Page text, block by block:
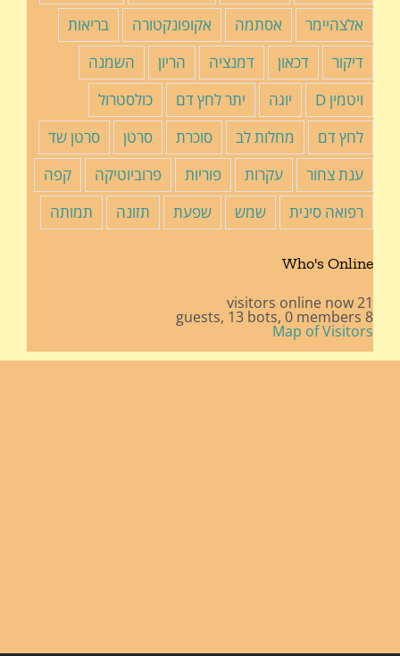
אלצהיימר
אסתמה אקופונקטורה
בריאות
דיקור
דכאון דמנציה הריון
השמנה
ויטמין D
יוגה יתר לחץ דם
כולסטרול
לחץ דם
מחלות לב סוכרת סרטן
סרטן שד
ענת צחור
עקרות פוריות פרוביוטיקה
קפה
רפואה סינית
שמש שפעת תזונה תמותה
Who's Online
21 visitors online now
8 guests,
13 bots, 0 members
Map of Visitors